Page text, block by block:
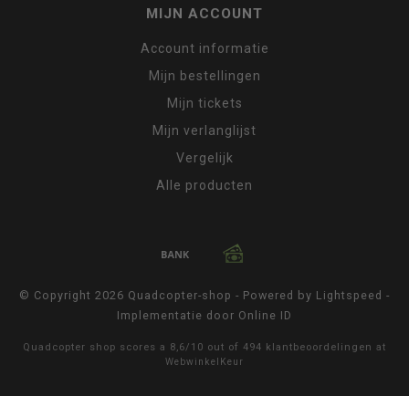
MIJN ACCOUNT
Account informatie
Mijn bestellingen
Mijn tickets
Mijn verlanglijst
Vergelijk
Alle producten
© Copyright 2026 Quadcopter-shop - Powered by Lightspeed -
Implementatie door Online ID
Quadcopter shop scores a 8,6/ 10 out of 494 klantbeoordelingen at
WebwinkelKeur